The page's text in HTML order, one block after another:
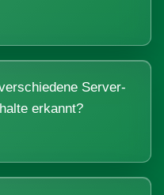
Server-
erkannt?